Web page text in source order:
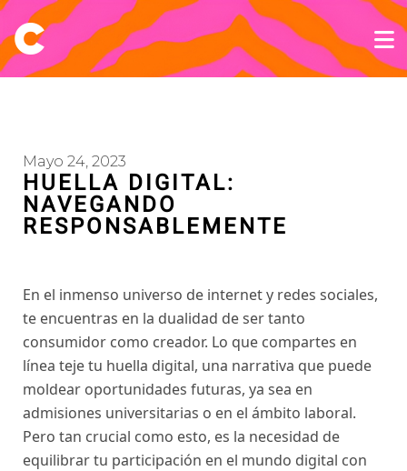
Mayo 24, 2023
HUELLA DIGITAL:
NAVEGANDO
RESPONSABLEMENTE
En el inmenso universo de internet y redes sociales,
te encuentras en la dualidad de ser tanto
consumidor como creador. Lo que compartes en
línea teje tu huella digital, una narrativa que puede
moldear oportunidades futuras, ya sea en
admisiones universitarias o en el ámbito laboral.
Pero tan crucial como esto, es la necesidad de
equilibrar tu participación en el mundo digital con